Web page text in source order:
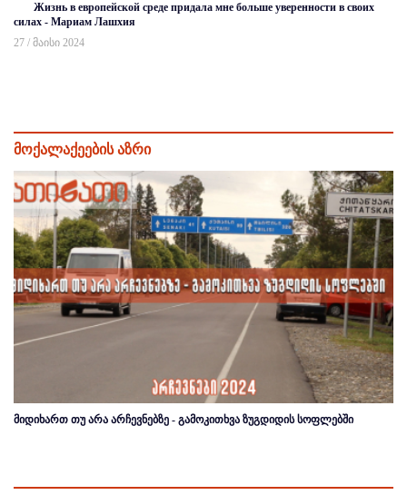
Жизнь в европейской среде придала мне больше уверенности в своих
силах - Мариам Лашхия
27 / მაისი 2024
მოქალაქეების აზრი
მიდიხართ თუ არა არჩევნებზე - გამოკითხვა ზუგდიდის სოფლებში